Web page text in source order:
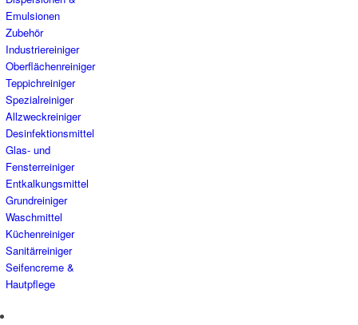
Emulsionen
Zubehör
Industriereiniger
Oberflächenreiniger
Teppichreiniger
Spezialreiniger
Allzweckreiniger
Desinfektionsmittel
Glas- und
Fensterreiniger
Entkalkungsmittel
Grundreiniger
Waschmittel
Küchenreiniger
Sanitärreiniger
Seifencreme &
Hautpflege